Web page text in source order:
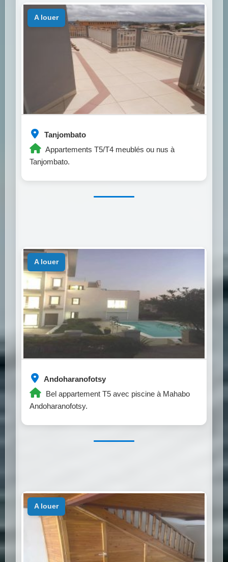
Tanjombato
Appartements T5/T4 meublés ou nus à
Tanjombato.
a louer
Andoharanofotsy
Bel appartement T5 avec piscine à Mahabo
Andoharanofotsy.
a louer
a louer